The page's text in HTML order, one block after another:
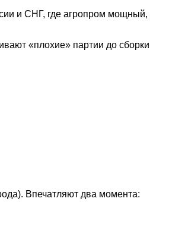
и СНГ, где агропром мощный,
«плохие» партии до сборки
Впечатляют два момента: